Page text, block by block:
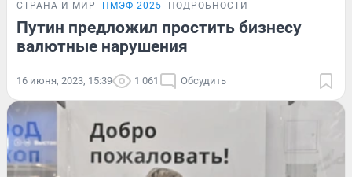
СТРАНА И МИР ПМЭФ-2025 ПОДРОБНОСТИ
Путин предложил простить бизнесу
валютные нарушения
16 июня, 2023, 15:39 1 061 Обсудить